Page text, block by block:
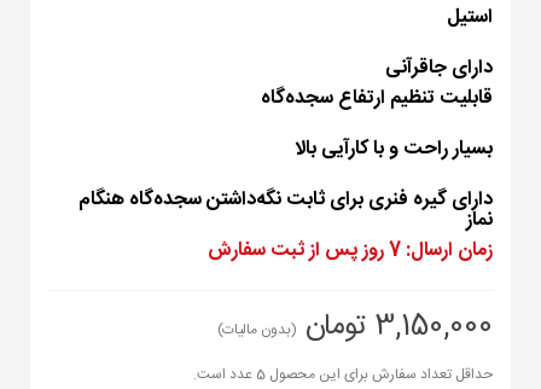
استیل
دارای جاقرآنی
قابلیت تنظیم ارتفاع سجده‌گاه
بسیار راحت و با کارآیی بالا
دارای گیره فنری برای ثابت نگه‌داشتن سجده‌گاه هنگام
نماز
زمان ارسال: 7 روز پس از ثبت سفارش
3,150,000 تومان
(بدون مالیات)
حداقل تعداد سفارش برای این محصول 5 عدد است.